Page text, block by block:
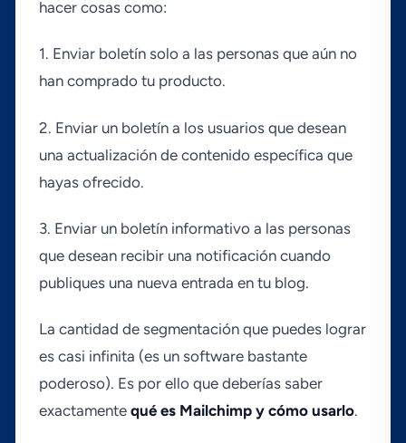
hacer cosas como:
1. Enviar boletí­n solo a las personas que aún no
han comprado tu producto.
2. Enviar un boletí­n a los usuarios que desean
una actualización de contenido especí­fica que
hayas ofrecido.
3. Enviar un boletí­n informativo a las personas
que desean recibir una notificación cuando
publiques una nueva entrada en tu blog.
La cantidad de segmentación que puedes lograr
es casi infinita (es un software bastante
poderoso). Es por ello que deberí­as saber
exactamente qué es Mailchimp y cómo usarlo.